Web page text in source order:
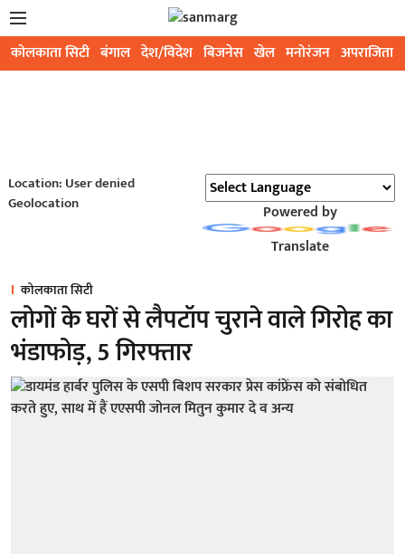
कोलकाता सिटी बंगाल देश/विदेश बिजनेस खेल मनोरंजन अपराजिता
Location: User denied
Geolocation
Powered by
Translate
कोलकाता सिटी
लोगों के घरों से लैपटॉप चुराने वाले गिरोह का
भंडाफोड़, 5 गिरफ्तार